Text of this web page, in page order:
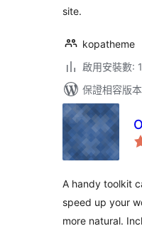
site.
kopatheme
啟用安裝數:
保證相容版
A handy toolkit
speed up your
more natural.